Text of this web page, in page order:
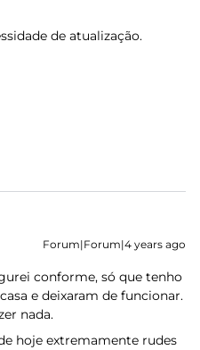
de atualização.
Forum|Forum|4 years ago
conforme, só que tenho
e deixaram de funcionar.
nada.
hoje extremamente rudes